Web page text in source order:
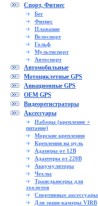
Спорт, Фитнес
Бег
Фитнес
Плавание
Велоспорт
Гольф
Мультиспорт
Автоспорт
Автомобильные
Мотоциклетные GPS
Авиационные GPS
OEM GPS
Видеорегистраторы
Аксессуары
Наборы (крепление +
питание)
Морские крепления
Крепления на руль
Адаперы от 12В
Адаптеры от 220В
Аккумуляторы
Чехлы
Трансдьюсеры для
эхолотов
Спортивные аксессуары
Для экшн-камеры VIRB